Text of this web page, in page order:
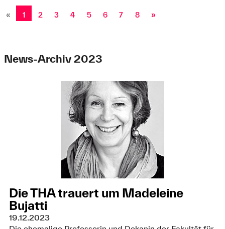
« 1 2 3 4 5 6 7 8 »
News-Archiv 2023
Die THA trauert um Madeleine
Bujatti
19.12.2023